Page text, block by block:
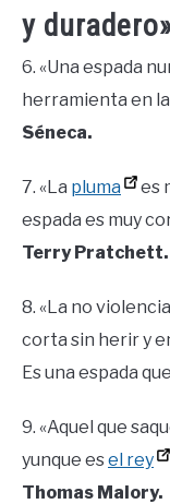
y
6. «Una espada
herramienta en
Séneca.
7. «La pluma
es
espada es muy
Terry Pratchett.
8. «La no
corta sin herir y
Es una espada
9. «Aquel que
yunque esel rey
Thomas Malory.